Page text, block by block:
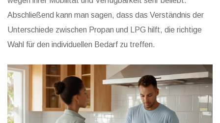
Abschließend kann man sagen, dass das Verständnis der
Unterschiede zwischen Propan und LPG hilft, die richtige
Wahl für den individuellen Bedarf zu treffen.